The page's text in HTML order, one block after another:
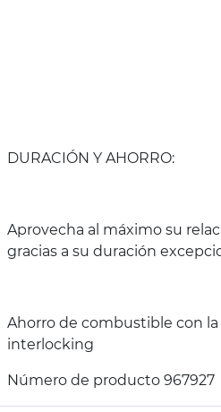
DURACIÓN Y AHORRO:
Aprovecha al máximo su
gracias a su duración
Ahorro de combustible con
interlocking
Número de producto 967927